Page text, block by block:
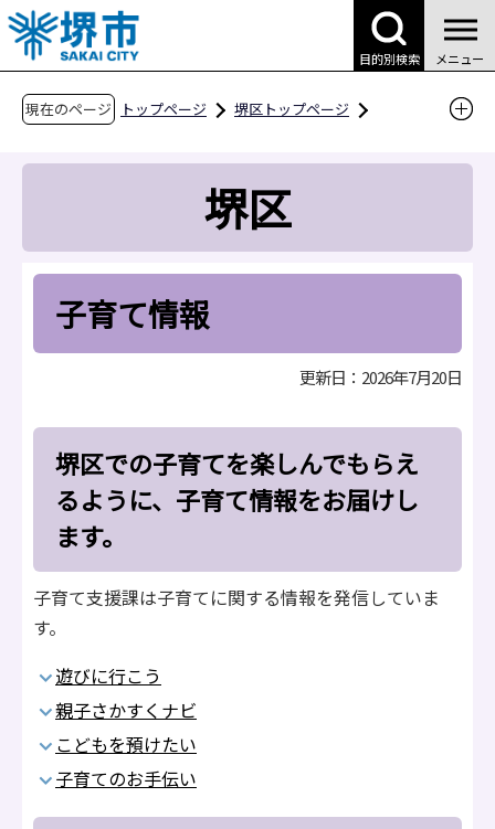
こ
の
ペ
目的別検索 メニュー
現在のページ トップページ
堺区トップページ
堺区
子育て情報
更新日：2026年7月20日
堺区での子育てを楽しんでもらえ
るように、子育て情報をお届けし
ます。
子育て支援課は子育てに関する情報を発信していま
す。
遊びに行こう
親子さかすくナビ
こどもを預けたい
子育てのお手伝い